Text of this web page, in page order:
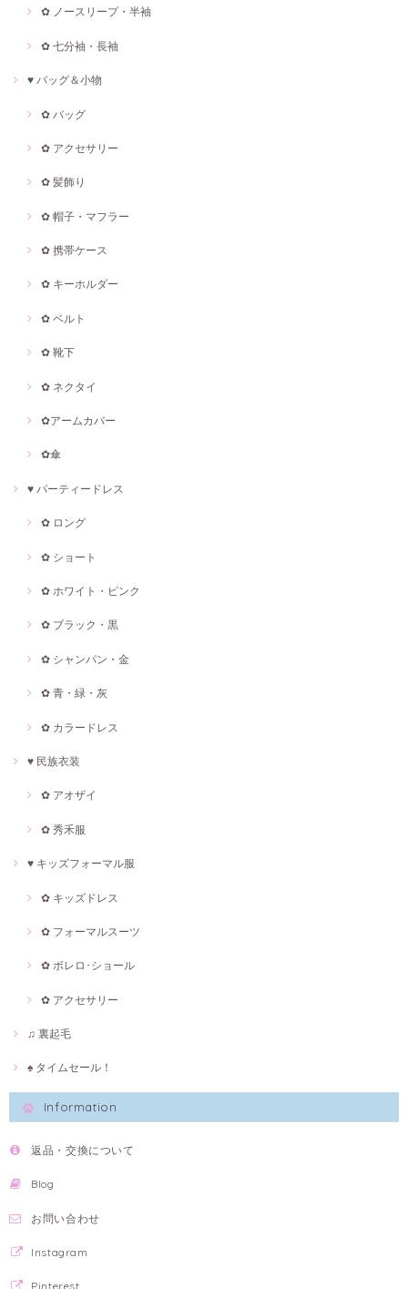
✿ ノースリープ・半袖
✿ 七分袖・長袖
♥ バッグ＆小物
✿ バッグ
✿ アクセサリー
✿ 髪飾り
✿ 帽子・マフラー
✿ 携帯ケース
✿ キーホルダー
✿ ベルト
✿ 靴下
✿ ネクタイ
✿アームカバー
✿傘
♥ パーティードレス
✿ ロング
✿ ショート
✿ ホワイト・ピンク
✿ ブラック・黒
✿ シャンパン・金
✿ 青・緑・灰
✿ カラードレス
♥ 民族衣装
✿ アオザイ
✿ 秀禾服
♥ キッズフォーマル服
✿ キッズドレス
✿ フォーマルスーツ
✿ ボレロ･ショール
✿ アクセサリー
♫ 裏起毛
♠ タイムセール！
Information
返品・交換について
Blog
お問い合わせ
Instagram
Pinterest